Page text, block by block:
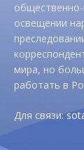
освещении
мира, но
работать в
Для связи: